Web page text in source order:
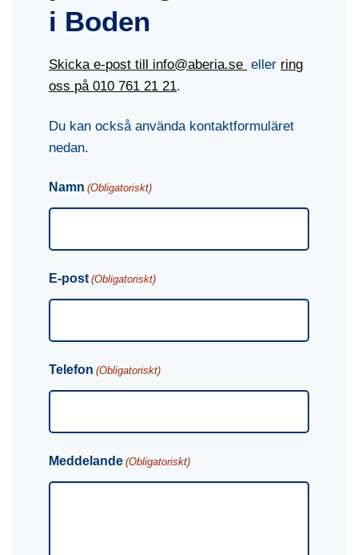
i Boden
Skicka e-post till info@aberia.se eller ring
oss på010 761 21 21.
Du kan också använda kontaktformuläret
nedan.
Namn (Obligatoriskt)
E-post (Obligatoriskt)
Telefon (Obligatoriskt)
Meddelande (Obligatoriskt)